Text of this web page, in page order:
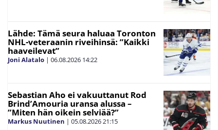
Lähde: Tämä seura haluaa Toronton
NHL-veteraanin riveihinsä: ”Kaikki
haaveilevat”
Joni Alatalo | 06.08.2026 14:22
Sebastian Aho ei vakuuttanut Rod
Brind’Amouria uransa alussa –
”Miten hän oikein selviää?”
Markus Nuutinen | 05.08.2026 21:15